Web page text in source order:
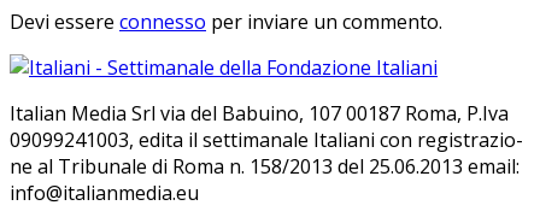
Devi essere connesso per inviare un commento.
Ita­lian Me­dia Srl via del Ba­bui­no, 107 00187 Roma, P.Iva
09099241003, edi­ta il set­ti­ma­na­le Ita­lia­ni con re­gi­stra­zio­
ne al Tri­bu­na­le di Roma n. 158/​2013 del 25.06.2013 email:
info@ita­lian­me­dia.eu